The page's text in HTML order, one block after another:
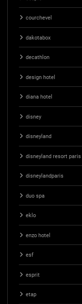
courchevel
dakotabox
decathlon
design hotel
diana hotel
disney
disneyland
disneyland resort paris
disneylandparis
duo spa
eklo
enzo hotel
esf
esprit
etap